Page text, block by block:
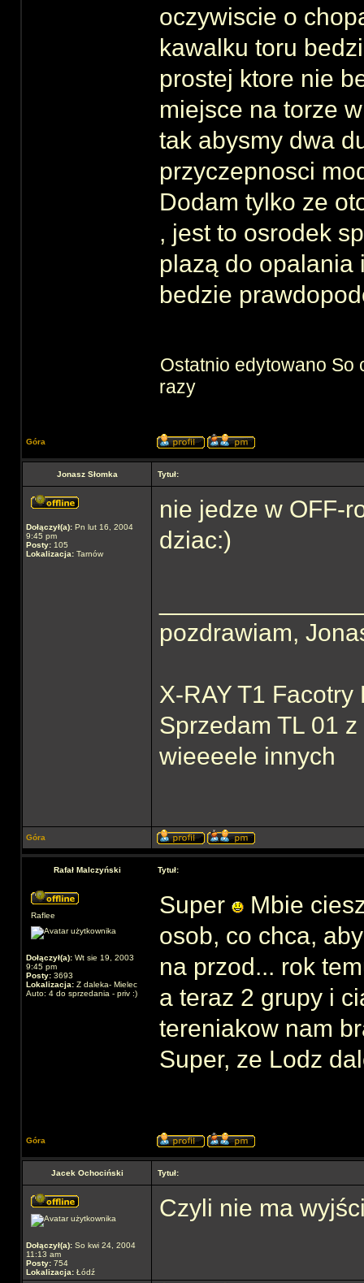
oczywiscie o
kawalku toru
prostej ktore nie
miejsce na torze
tak abysmy dwa
przyczepnosci
Dodam tylko ze
, jest to osrodek
plazą do opalania
bedzie
Ostatnio edytowano
razy
Góra
Jonasz Słomka Tytuł:
Dołączył(a): Pn lut 16, 2004
9:45 pm
Posty: 105
Lokalizacja: Tarnów
nie jedze w OFF-
dziac:)
pozdrawiam,
X-RAY T1
Sprzedam TL 01
wieeeele innych
Góra
Rafał Malczyński Tytuł:
Raflee
Dołączył(a): Wt sie 19, 2003
9:45 pm
Posty: 3693
Lokalizacja: Z daleka- Mielec
Auto: 4 do sprzedania - priv :)
Super
Mbie
osob, co chca,
na przod... rok
a teraz 2 grupy i
tereniakow nam
Super, ze Lodz
Góra
Jacek Ochociński Tytuł:
Dołączył(a): So kwi 24, 2004
11:13 am
Posty: 754
Lokalizacja: Łódź
Czyli nie ma